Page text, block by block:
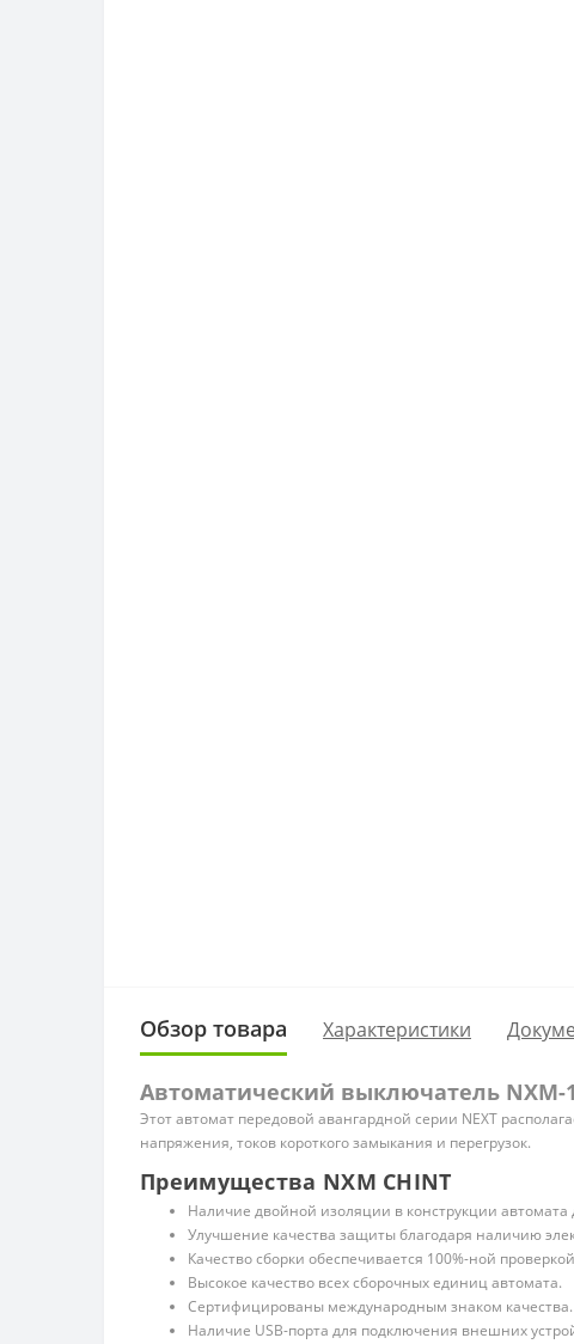
Обзор товара Характеристики
Автоматический выключатель NXM-
Этот автомат передовой авангардной серии NEXT
напряжения, токов короткого замыкания и перегрузок.
Преимущества NXM CHINT
Наличие двойной изоляции в конструкции автомата
Улучшение качества защиты благодаря наличию
Качество сборки обеспечивается 100%-ной
Высокое качество всех сборочных единиц автомата.
Сертифицированы международным знаком качества.
Наличие USB-порта для подключения внешних